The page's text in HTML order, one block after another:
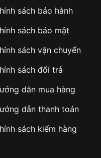
khi nhận hàng hoặc
nhanh chóng
đơn không mong
sách bảo hành
sách bảo mật
sách vận chuyển
sách đổi trả
dẫn mua hàng
dẫn thanh toán
sách kiểm hàng